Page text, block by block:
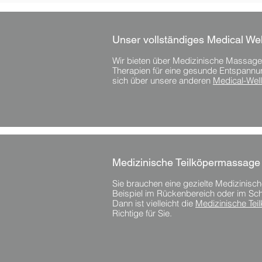
Unser vollständiges Medical
Wir bieten über Medizinische
Therapien für eine gesunde
sich über unsere anderen Medical-
Medizinische Teilköpermassage
Sie brauchen eine gezielte
Beispiel im Rückenbereich oder im
Dann ist vielleicht die Medizinische
Richtige für Sie.